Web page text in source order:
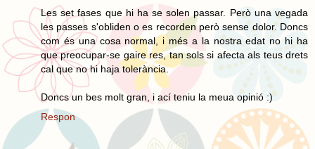
Les set fases que hi ha se solen passar. Però una vegada
les passes s'obliden o es recorden però sense dolor. Doncs
com és una cosa normal, i més a la nostra edat no hi ha
que preocupar-se gaire res, tan sols si afecta als teus drets
cal que no hi haja tolerància.
Doncs un bes molt gran, i ací teniu la meua opinió :)
Respon